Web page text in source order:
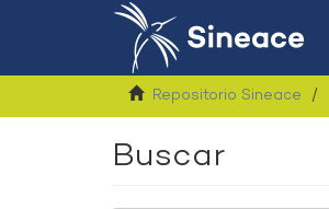
Repositorio Sineace
Buscar